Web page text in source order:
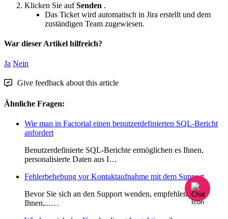
Klicken Sie auf Senden .
Das Ticket wird automatisch in Jira erstellt und dem
zuständigen Team zugewiesen.
War dieser Artikel hilfreich?
Ja Nein
Give feedback about this article
Ähnliche Fragen:
Wie man in Factorial einen benutzerdefinierten SQL-Bericht
anfordert
Benutzerdefinierte SQL-Berichte ermöglichen es Ihnen,
personalisierte Daten aus I…
Fehlerbehebung vor Kontaktaufnahme mit dem Support
Bevor Sie sich an den Support wenden, empfehlen wir
Ihnen,...…